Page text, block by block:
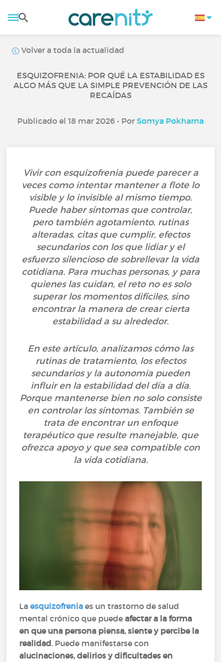
Volver a toda la actualidad
ESQUIZOFRENIA: POR QUÉ LA ESTABILIDAD ES
ALGO MÁS QUE LA SIMPLE PREVENCIÓN DE LAS
RECAÍDAS
Publicado el 18 mar 2026 • Por Somya Pokharna
Vivir con esquizofrenia puede parecer a
veces como intentar mantener a flote lo
visible y lo invisible al mismo tiempo.
Puede haber síntomas que controlar,
pero también agotamiento, rutinas
alteradas, citas que cumplir, efectos
secundarios con los que lidiar y el
esfuerzo silencioso de sobrellevar la vida
cotidiana. Para muchas personas, y para
quienes las cuidan, el reto no es solo
superar los momentos difíciles, sino
encontrar la manera de crear cierta
estabilidad a su alrededor.
En este artículo, analizamos cómo las
rutinas de tratamiento, los efectos
secundarios y la autonomía pueden
influir en la estabilidad del día a día.
Porque mantenerse bien no solo consiste
en controlar los síntomas. También se
trata de encontrar un enfoque
terapéutico que resulte manejable, que
ofrezca apoyo y que sea compatible con
la vida cotidiana.
Laesquizofrenia es un trastorno de salud
mental crónico que puedeafectar a la forma
en que una persona piensa, siente y percibe la
realidad. Puede manifestarse con
alucinaciones, delirios y dificultades en